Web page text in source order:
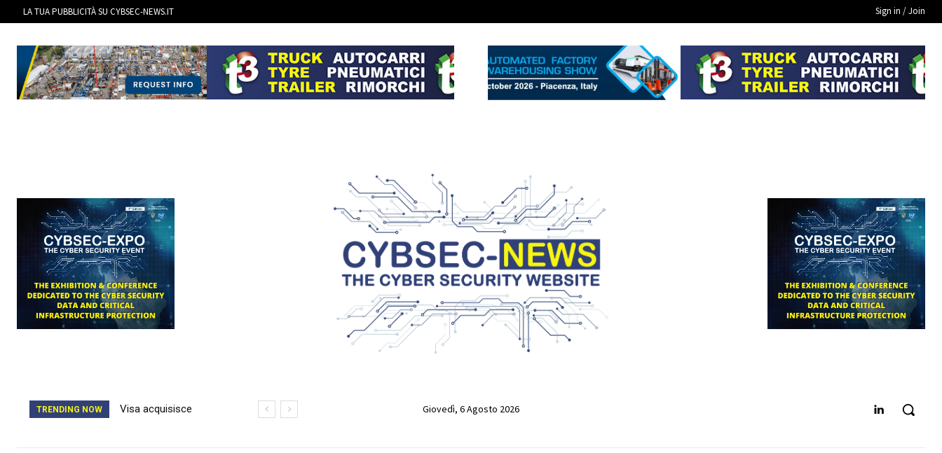
LA TUA PUBBLICITÀ SU CYBSEC-NEWS.IT Sign in / Join
TRENDING NOW
Visa acquisisce
Il catasto della
Giovedì, 6 Agosto 2026